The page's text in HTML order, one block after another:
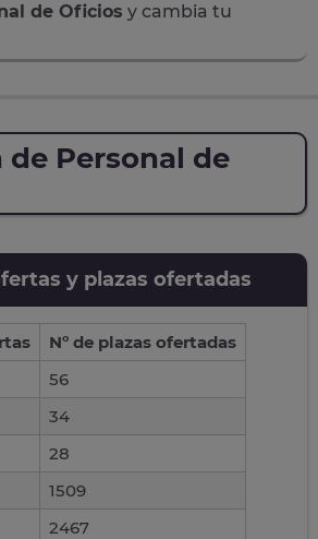
de Oficios y cambia tu
Personal de
y plazas ofertadas
Nº de plazas ofertadas
56
34
28
1509
2467